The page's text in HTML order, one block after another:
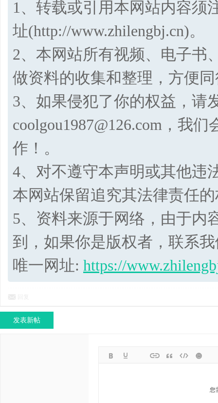
1、转载或引用本网站内容须
址(http://www.zhilengbj.cn)。
2、本网站所有视频、电子书
做资料的收集和整理，方便
3、如果侵犯了你的权益，请
coolgou1987@126.com，我
作！。
4、对不遵守本声明或其他违
本网站保留追究其法律责任
5、资料来源于网络，由于内
到，如果你是版权者，联系
唯一网址: https://
发表新帖
您